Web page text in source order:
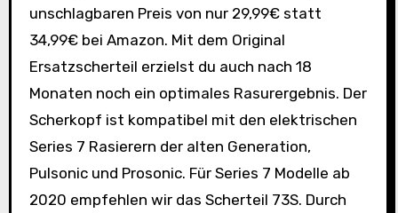
unschlagbaren Preis von nur 29,99€ statt
34,99€ bei Amazon. Mit dem Original
Ersatzscherteil erzielst du auch nach 18
Monaten noch ein optimales Rasurergebnis. Der
Scherkopf ist kompatibel mit den elektrischen
Series 7 Rasierern der alten Generation,
Pulsonic und Prosonic. Für Series 7 Modelle ab
2020 empfehlen wir das Scherteil 73S. Durch